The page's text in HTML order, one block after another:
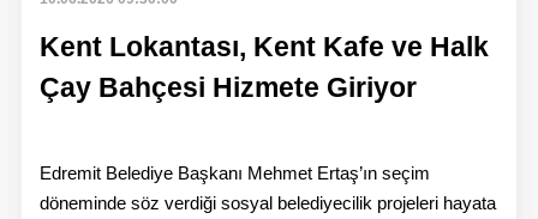
Kent Lokantası, Kent Kafe ve Halk
Çay Bahçesi Hizmete Giriyor
Edremit Belediye Başkanı Mehmet Ertaş’ın seçim
döneminde söz verdiği sosyal belediyecilik projeleri hayata